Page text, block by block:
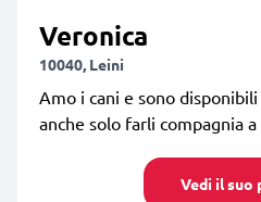
Veronica
10040, Leini
Amo i cani e sono
anche solo farli compagnia a
Vedi il suo